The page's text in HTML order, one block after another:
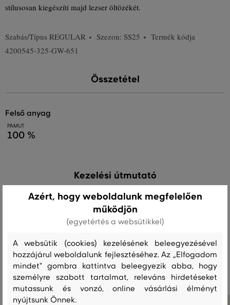
stílusosan kiegészíti majd lezser öltözékét.
Szabás/Típus REGULAR Szezon: SS25
Termék kódja
4200545-325-GW-651
Összetétel
felső anyag
PAMUT
100 %
Kezelési útmutató
SZÁRÍTÁS
Ajánlott termékek
Azért, hogy weboldalunk megfelelően
működjön
(egyetértés a websütikkel)
A websütik (cookies) kezelésének beleegyezésével
hozzájárul weboldalunk fejlesztéséhez. Az „Elfogadom
mindet" gombra kattintva beleegyezik abba, hogy
személyre szabott tartalmat, releváns hirdetéseket
mutassunk és vonzó, online vásárlási élményt
nyújtsunk Önnek.